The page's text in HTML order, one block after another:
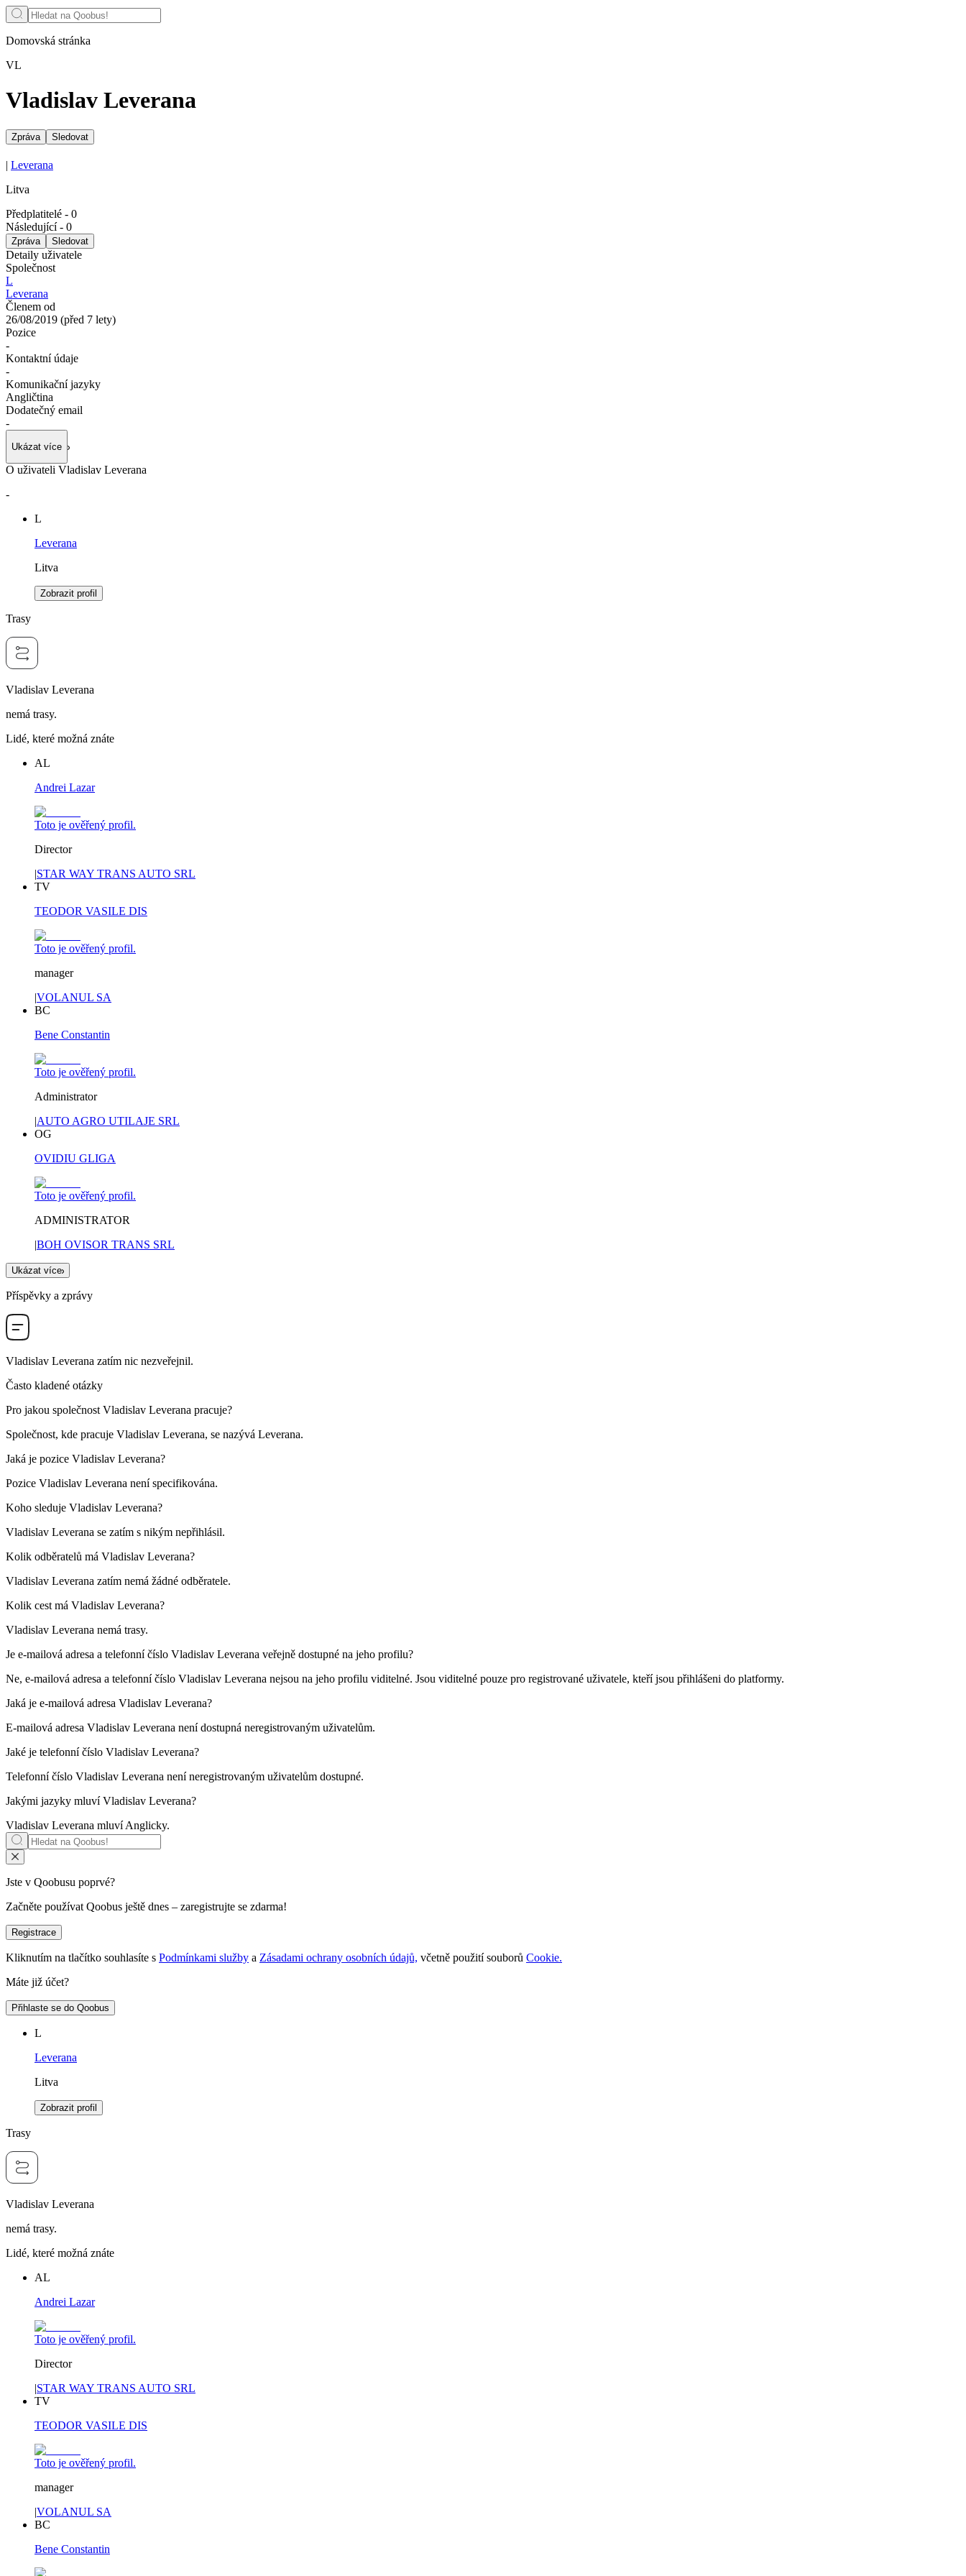
Domovská stránka
VL
Vladislav Leverana
Zpráva Sledovat
| Leverana
Litva
Předplatitelé - 0
Následující- 0
Zpráva Sledovat
Detaily uživatele
Společnost
L
Leverana
Členem od
26/08/2019 (před 7 lety)
Pozice
-
Kontaktní údaje
-
Komunikační jazyky
Angličtina
Dodatečný email
-
Ukázat více
O uživateli Vladislav Leverana
-
L
Leverana
Litva
Zobrazit profil
Trasy
Vladislav Leverana
nemá trasy.
Lidé, které možná znáte
AL
Andrei Lazar
Toto je ověřený profil.
Director
|STAR WAY TRANS AUTO SRL
TV
TEODOR VASILE DIS
Toto je ověřený profil.
manager
|VOLANUL SA
BC
Bene Constantin
Toto je ověřený profil.
Administrator
|AUTO AGRO UTILAJE SRL
OG
OVIDIU GLIGA
Toto je ověřený profil.
ADMINISTRATOR
|BOH OVISOR TRANS SRL
Ukázat více
Příspěvky a zprávy
Vladislav Leverana zatím nic nezveřejnil.
Často kladené otázky
Pro jakou společnostVladislav Leverana pracuje?
Společnost, kde pracuje Vladislav Leverana, se nazývá Leverana.
Jaká je pozice Vladislav Leverana?
Pozice Vladislav Leverana není specifikována.
Koho sleduje Vladislav Leverana?
Vladislav Leverana se zatím s nikým nepřihlásil.
Kolik odběratelů má Vladislav Leverana?
Vladislav Leverana zatím nemá žádné odběratele.
Kolik cest má Vladislav Leverana?
Vladislav Leverana nemá trasy.
Je e-mailová adresa a telefonní číslo Vladislav Leverana veřejně dostupné na jeho profilu?
Ne, e-mailová adresa a telefonní číslo Vladislav Leverana nejsou na jeho profilu viditelné. Jsou viditelné pouze pro registrované uživatele, kteří jsou přihlášeni do platformy.
Jaká je e-mailová adresa Vladislav Leverana?
E-mailová adresa Vladislav Leverana není dostupná neregistrovaným uživatelům.
Jaké je telefonní číslo Vladislav Leverana?
Telefonní číslo Vladislav Leverana není neregistrovaným uživatelům dostupné.
Jakými jazyky mluvíVladislav Leverana?
Vladislav Leverana mluvíAnglicky.
Jste v Qoobusu poprvé?
Začněte používat Qoobus ještě dnes – zaregistrujte se zdarma!
Registrace
Kliknutím na tlačítko souhlasíte s Podmínkami služby a Zásadami ochrany osobních údajů, včetně použití souborů Cookie.
Máte již účet?
Přihlaste se do Qoobus
L
Leverana
Litva
Zobrazit profil
Trasy
Vladislav Leverana
nemá trasy.
Lidé, které možná znáte
AL
Andrei Lazar
Toto je ověřený profil.
Director
|STAR WAY TRANS AUTO SRL
TV
TEODOR VASILE DIS
Toto je ověřený profil.
manager
|VOLANUL SA
BC
Bene Constantin